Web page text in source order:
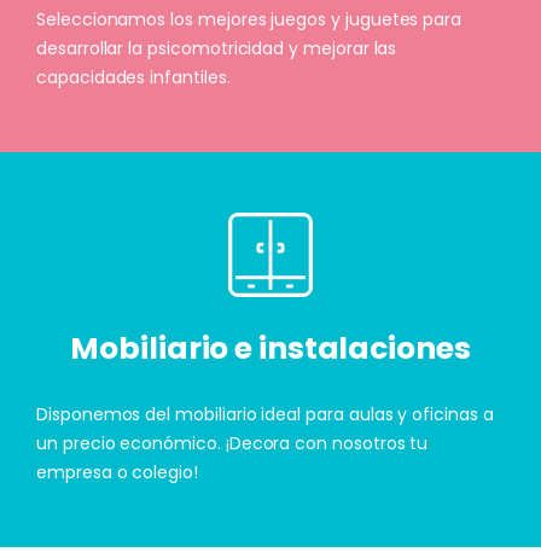
Seleccionamos los mejores juegos y juguetes para
desarrollar la psicomotricidad y mejorar las
capacidades infantiles.
Mobiliario e instalaciones
Disponemos del mobiliario ideal para aulas y oficinas a
un precio económico. ¡Decora con nosotros tu
empresa o colegio!